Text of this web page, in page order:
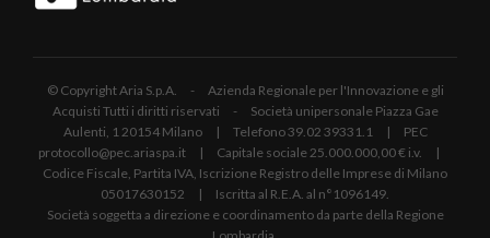
© Copyright Aria S.p.A. - Azienda Regionale per l'Innovazione e gli
Acquisti Tutti i diritti riservati - Società unipersonale Piazza Gae
Aulenti, 1 20154 Milano | Telefono 39.02 39331.1 | PEC
protocollo@pec.ariaspa.it | Capitale sociale 25.000.000,00 € i.v. |
Codice Fiscale, Partita IVA, Iscrizione Registro delle Imprese di Milano
05017630152 | Iscritta al R.E.A. al n°1096149.
Società soggetta a direzione e coordinamento da parte della Regione